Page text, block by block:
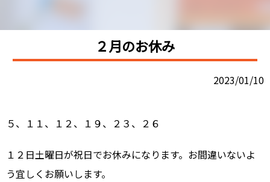
２月のお休み
2023/01/10
５、１１、１２、１９、２３、２６
１２日土曜日が祝日でお休みになります。お間違いないよ
う宜しくお願いします。